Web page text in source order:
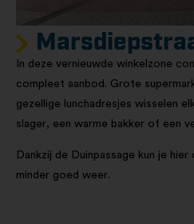
In deze vernieuwde winkelzone
compleet aanbod. Grote
gezellige lunchadresjes wisselen
slager, een warme bakker of een
Dankzij de Duinpassage kun je
minder goed weer.